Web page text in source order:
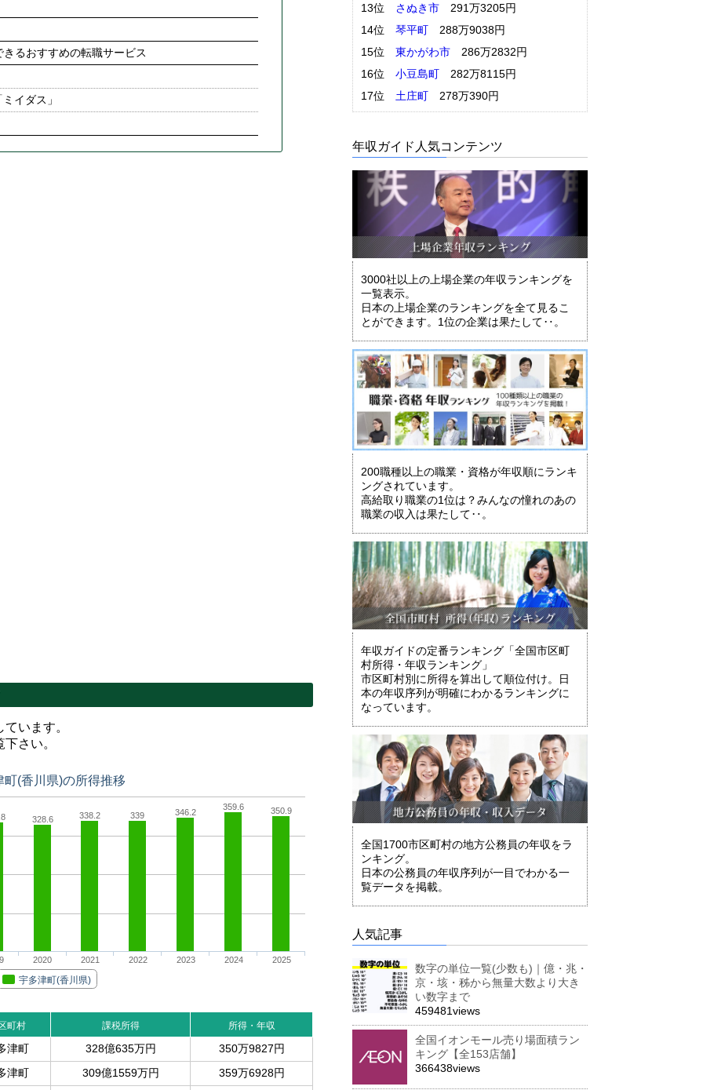
るおすすめの転職サービス
イダス」
います。
さい。
町(香川県)の所得推移
328.6 338.2 339 346.2
359.6 350.9
宇多津町(香川県)
2020 2021 2022 2023 2024 2025
町村 課税所得 所得・年収
津町 328億635万円
350万9827円
津町 309億1559万円
359万6928円
13位
さぬき市 291万3205円
14位
琴平町 288万9038円
15位
東かがわ市 286万2832円
16位
小豆島町 282万8115円
17位
土庄町 278万390円
年収ガイド人気コンテンツ
3000社以上の上場企業の年収ランキングを
一覧表示。
日本の上場企業のランキングを全て見るこ
とができます。1位の企業は果たして‥。
200職種以上の職業・資格が年収順にランキ
ングされています。
高給取り職業の1位は？みんなの憧れのあの
職業の収入は果たして‥。
年収ガイドの定番ランキング「全国市区町
村所得・年収ランキング」
市区町村別に所得を算出して順位付け。日
本の年収序列が明確にわかるランキングに
なっています。
全国1700市区町村の地方公務員の年収をラ
ンキング。
日本の公務員の年収序列が一目でわかる一
覧データを掲載。
人気記事
数字の単位一覧(少数も)｜億・兆・
京・垓・秭から無量大数より大き
い数字まで
459481views
全国イオンモール売り場面積ラン
キング【全153店舗】
366438views